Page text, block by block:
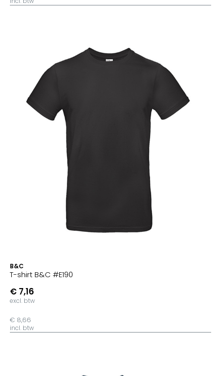
B&C
T-shirt B&C #E190
€ 7,16
excl. btw
€ 8,66
incl. btw